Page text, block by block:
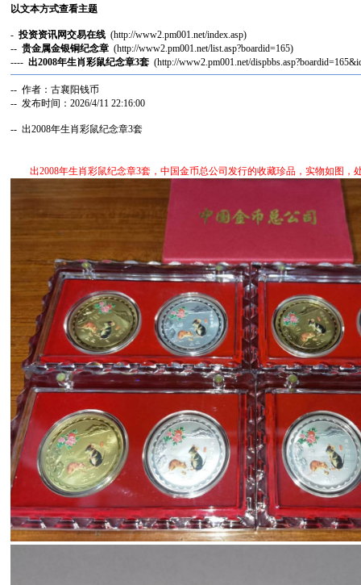
以文本方式查看主题
- 投资资讯网交易在线 (http://www2.pm001.net/index.asp)
-- 贵金属金银铜纪念章 (http://www2.pm001.net/list.asp?boardid=165)
---- 出2008年生肖彩鼠纪念章3套 (http://www2.pm001.net/
-- 作者：古襄阳钱币
-- 发布时间：2026/4/11 22:16:00
-- 出2008年生肖彩鼠纪念章3套
出2008年生肖彩鼠纪念章3套，中国金币总公司发行的收藏珍品，实物如图，